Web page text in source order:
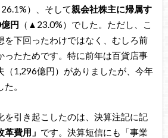
）、そして親会社株主に帰属す
円 （▲23.0%）でした。ただし、こ
を下回ったわけではなく、むしろ前
ったためです。特に前年は百貨店事
（1,296億円）がありましたが、今年
。
を引き起こしたのは、決算注記に記
革費用」 です。決算短信にも「事業